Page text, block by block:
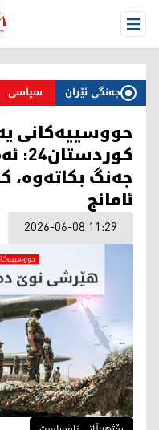
Open Menu
جەنگی ئێران سیاسی
حووسییەکانی
جەنگ بکاتەوە،
ئامانج
2026-06-08 11:29